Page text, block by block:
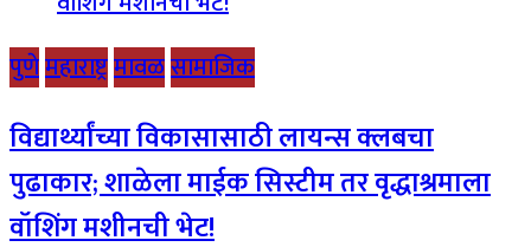
पुणेमहाराष्ट्रमावळसामाजिक
विद्यार्थ्यांच्या विकासासाठी लायन्स क्लबचा
पुढाकार; शाळेला माईक सिस्टीम तर वृद्धाश्रमाला
वॉशिंग मशीनची भेट!